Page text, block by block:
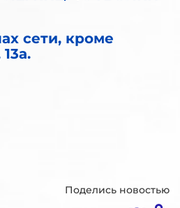
сети, кроме
Поделись новостью